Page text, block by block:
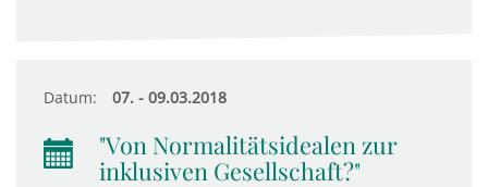
Datum: 07. - 09.03.2018
"Von Normalitätsidealen zur
inklusiven Gesellschaft?"